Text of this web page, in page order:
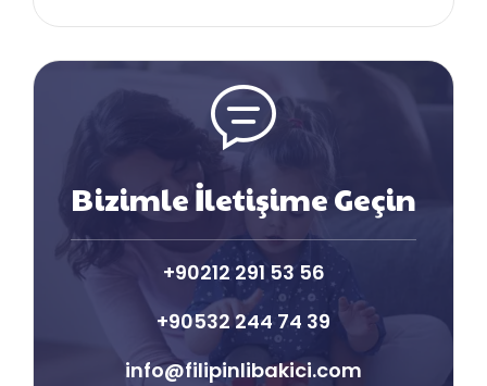
Bizimle İletişime Geçin
+90212 291 53 56
+90532 244 74 39
info@filipinlibakici.com